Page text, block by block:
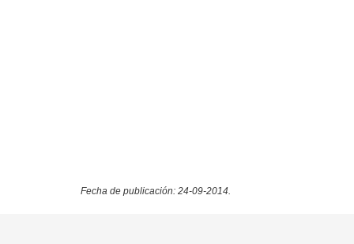
Fecha de publicación: 24-09-2014.